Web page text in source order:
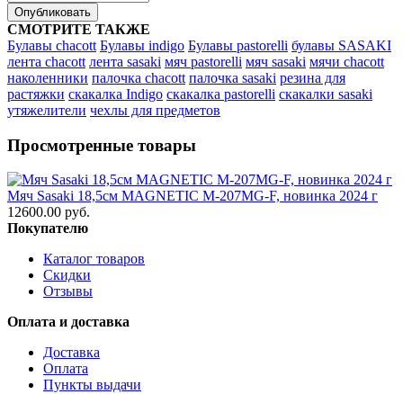
Опубликовать
СМОТРИТЕ ТАКЖЕ
Булавы chacott Булавы indigo Булавы pastorelli булавы SASAKI
лента chacott лента sasaki мяч pastorelli мяч sasaki мячи chacott
наколенники палочка chacott палочка sasaki резина для
растяжки скакалка Indigo скакалка pastorelli скакалки sasaki
утяжелители чехлы для предметов
Просмотренные товары
Мяч Sasaki 18,5см MAGNETIC M-207MG-F, новинка 2024 г
12600.00 руб.
Покупателю
Каталог товаров
Скидки
Отзывы
Оплата и доставка
Доставка
Оплата
Пункты выдачи